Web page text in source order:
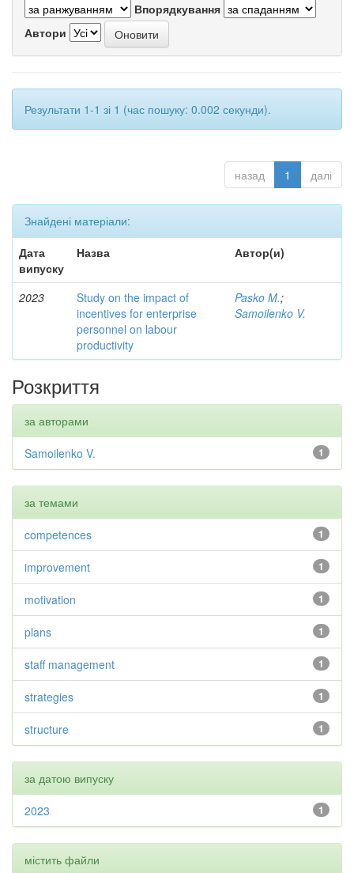
Впорядкування
Автори
Результати 1-1 зі 1 (час пошуку: 0.002 секунди).
назад 1 далі
Знайдені матеріали:
Дата
випуску
Назва Автор(и)
2023
Study on the impact of
incentives for enterprise
personnel on labour
productivity
Pasko M.;
Samoilenko V.
Розкриття
за авторами
1
Samoilenko V.
за темами
1
competences
1
improvement
1
motivation
1
plans
1
staff management
1
strategies
1
structure
за датою випуску
1
2023
містить файли